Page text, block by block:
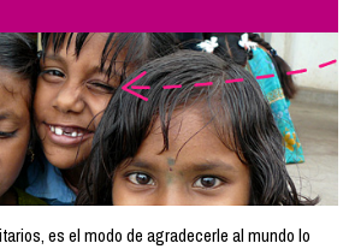
es el modo de agradecerle al mundo lo